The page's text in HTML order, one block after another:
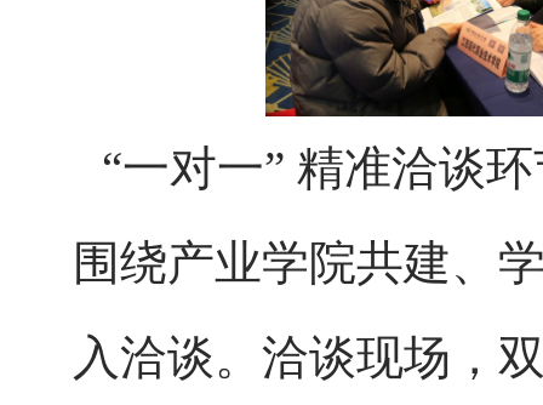
“一对一” 精准洽谈
围绕产业学院共建、
入洽谈。洽谈现场，